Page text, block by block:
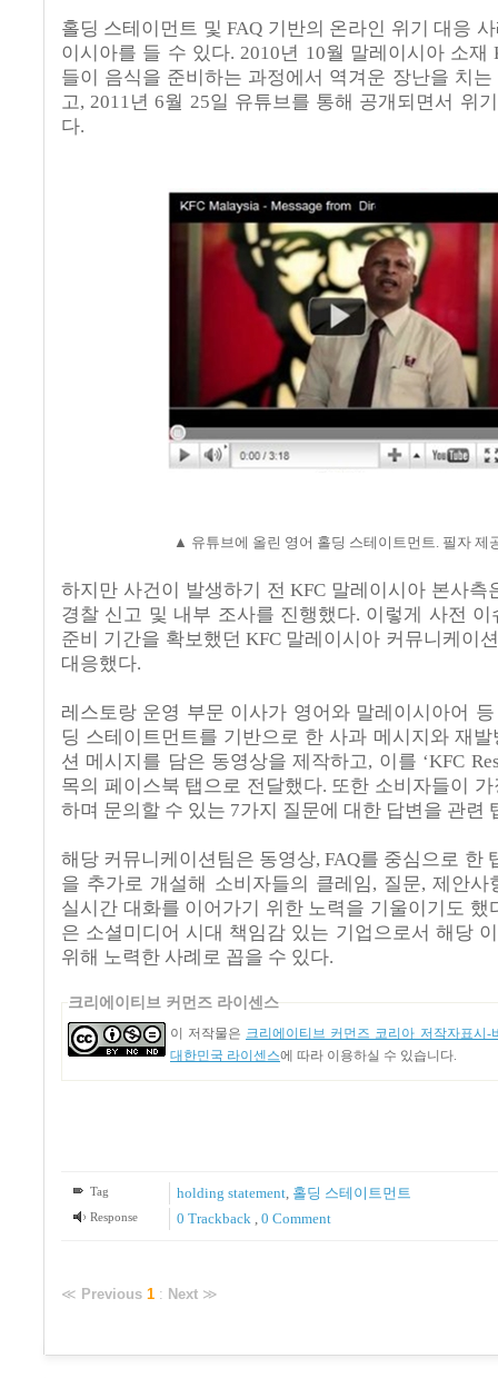
홀딩 스테이먼트 및 FAQ 기반의 온라인 위기 대응
이시아를 들 수 있다. 2010년 10월 말레이시아 소재
들이 음식을 준비하는 과정에서 역겨운 장난을 치
고, 2011 년 6월 25일 유튜브를 통해 공개되면서 위
다.
▲ 유튜브에 올린 영어 홀딩 스테이트먼트 필자 제
하지만 사건이 발생하기 전 KFC 말레이시아 본사측
경찰 신고 및 내부 조사를 진행했다. 이렇게 사전
준비 기간을 확보했던 KFC 말레이시아 커뮤니케이
대응했다.
레스토랑 운영 부문 이사가 영어와 말레이시아어 등
딩 스테이트먼트를 기반으로 한 사과 메시지와 재
션 메시지를 담은 동영상을 제작하고, 이를 ‘KFC
목의 페이스북 탭으로 전달했다. 또한 소비자들이
하며 문의할 수 있는 7가지 질문에 대한 답변을 관련
해당 커뮤니케이션팀은 동영상, FAQ를 중심으로 한
을 추가로 개설해 소비자들의 클레임, 질문,제안사
실시간 대화를 이어가기 위한 노력을 기울이기도 했
은 소셜미디어 시대 책임감 있는 기업으로서 해당
위해 노력한 사례로 꼽을 수 있다.
크리에이티브 커먼즈 라이센스
이 저작물은 크리에이티브 커먼즈 코리아 저작자표시-
대한민국 라이센스에 따라 이용하실 수 있습니다.
Tag holding statement, 홀딩 스테이트먼트
Response 0 Trackback , 0 Comment
≪ Previous 1 : Next ≫